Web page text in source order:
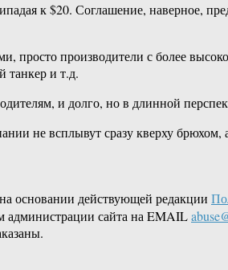
к $20. Соглашение, наверное,
производители с более
танкер и т.д.
и долго, но в длинной
не всплывут сразу кверху
на основании действующей редакции
администрации сайта на EMAIL